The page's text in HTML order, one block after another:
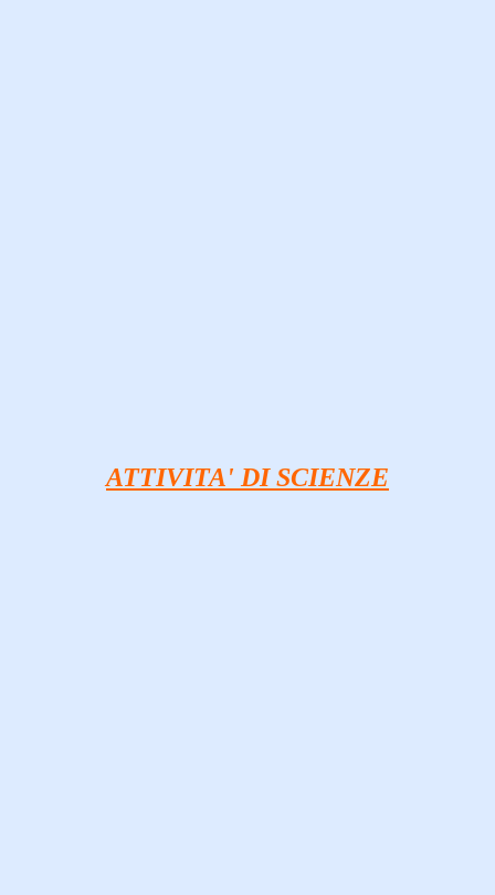
ATTIVITA' DI SCIENZE